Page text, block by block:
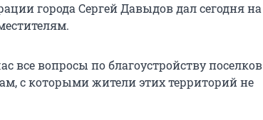
города Сергей Давыдов дал сегодня на
все вопросы по благоустройству поселков
с которыми жители этих территорий не